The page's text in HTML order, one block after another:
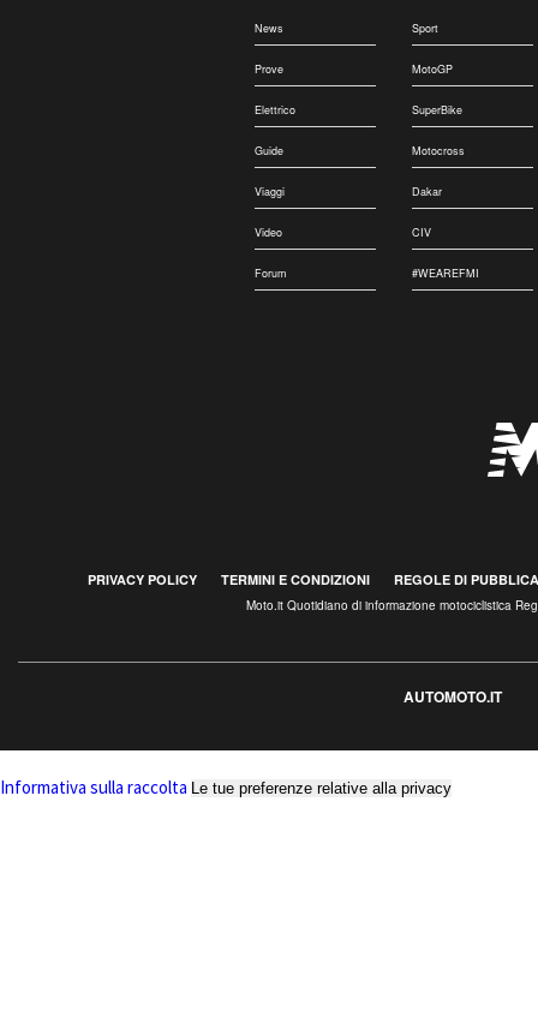
News
Prove
Elettrico
Guide
Viaggi
Video
Forum
Sport
MotoGP
SuperBike
Motocross
Dakar
CIV
#WEAREFMI
PRIVACY POLICY TERMINI E CONDIZIONI REGOLE DI
Moto.it Quotidiano di informazione motociclistica
AUTOMOTO.IT
Informativa sulla raccolta Le tue preferenze relative alla privacy